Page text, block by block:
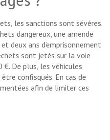
les sanctions sont sévères.
dangereux, une amende
deux ans d’emprisonnement
sont jetés sur la voie
€. De plus, les véhicules
confisqués. En cas de
afin de limiter ces